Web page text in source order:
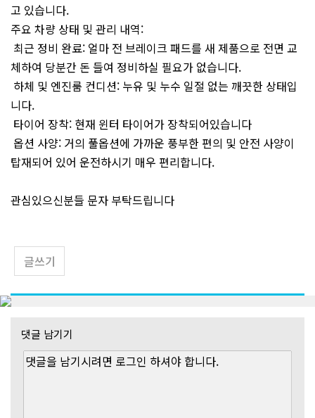
고 있습니다.
주요 차량 상태 및 관리 내역:
최근 정비 완료: 얼마 전 브레이크 패드를 새 제품으로 전면 교
체하여 당분간 돈 들여 정비하실 필요가 없습니다.
하체 및 엔진룸 컨디션: 누유 및 누수 일절 없는 깨끗한 상태입
니다.
타이어 장착: 현재 윈터 타이어가 장착되어있습니다
옵션 사양: 거의 풀옵션에 가까운 풍부한 편의 및 안전 사양이
탑재되어 있어 운전하시기 매우 편리합니다.
관심있으신분들 문자 부탁드립니다
글쓰기
댓글 남기기